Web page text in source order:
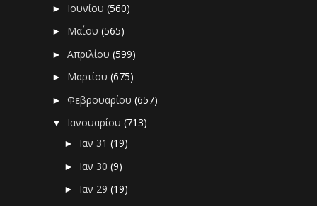
► Ιουνίου(560)
► Μαΐου(565)
►Απριλίου(599)
► Μαρτίου(675)
►Φεβρουαρίου(657)
▼ Ιανουαρίου(713)
► Ιαν 31(19)
► Ιαν 30(9)
► Ιαν 29(19)